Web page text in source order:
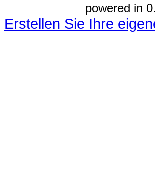
powered in
Erstellen Sie Ihre